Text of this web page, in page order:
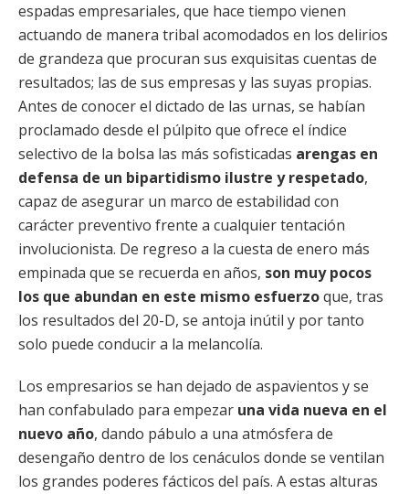
espadas empresariales, que hace tiempo vienen
actuando de manera tribal acomodados en los delirios
de grandeza que procuran sus exquisitas cuentas de
resultados; las de sus empresas y las suyas propias.
Antes de conocer el dictado de las urnas, se habían
proclamado desde el púlpito que ofrece el índice
selectivo de la bolsa las más sofisticadas arengas en
defensa de un bipartidismo ilustre y respetado,
capaz de asegurar un marco de estabilidad con
carácter preventivo frente a cualquier tentación
involucionista. De regreso a la cuesta de enero más
empinada que se recuerda en años, son muy pocos
los que abundan en este mismo esfuerzoque, tras
los resultados del 20-D, se antoja inútil y por tanto
solo puede conducir a la melancolía.
Los empresarios se han dejado de aspavientos y se
han confabulado para empezar una vida nueva en el
nuevo año, dando pábulo a una atmósfera de
desengaño dentro de los cenáculos donde se ventilan
los grandes poderes fácticos del país. A estas alturas